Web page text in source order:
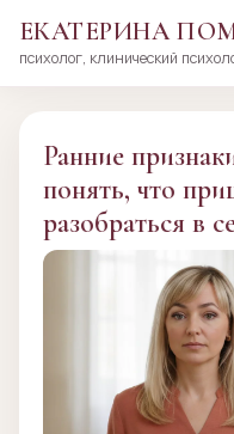
ЕКАТЕРИНА
психолог, клинический
Ранние
понять, что
разобраться в